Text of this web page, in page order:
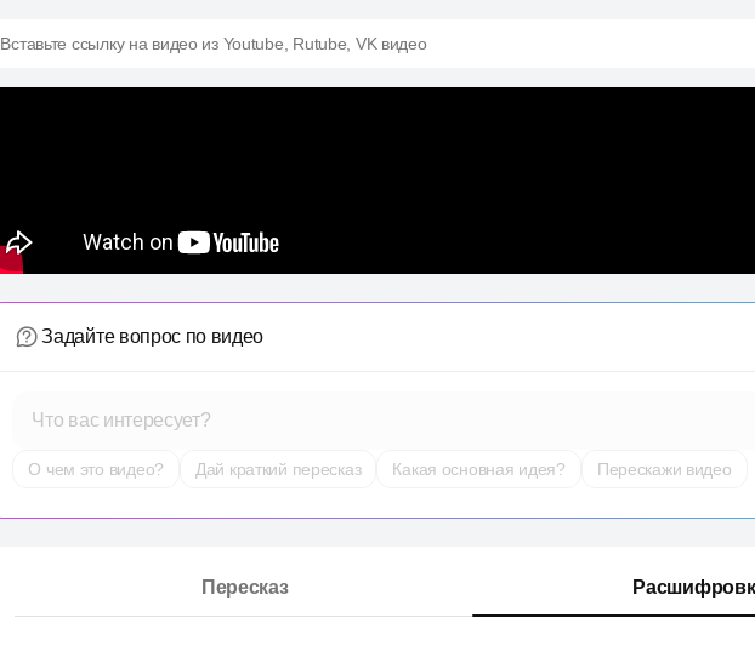
Вставьте ссылку на видео из Youtube, Rutube, VK видео
Задайте вопрос по видео
Что вас интересует?
О чем это видео? Дай краткий пересказ Какая основная идея? Перескажи видео
Пересказ